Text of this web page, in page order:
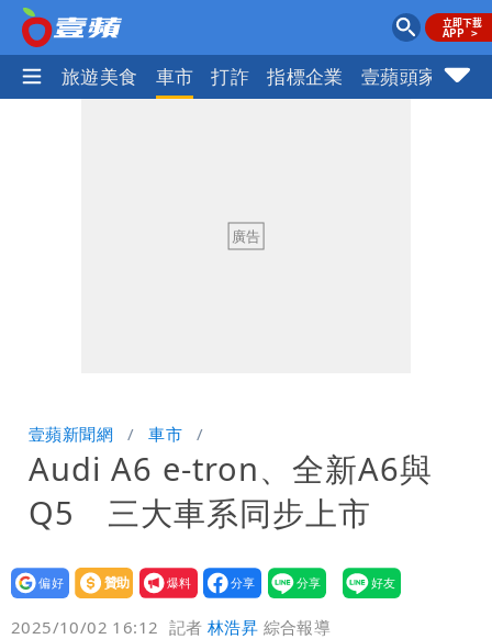
產王 旅遊美食 車市 打詐 指標企業 壹蘋頭家 健
壹蘋新聞網 車市
Audi A6 e-tron、全新A6與
Q5 三大車系同步上市
設為
贊助
我要
爆料
2025/10/02 16:12 記者林浩昇 綜合報導